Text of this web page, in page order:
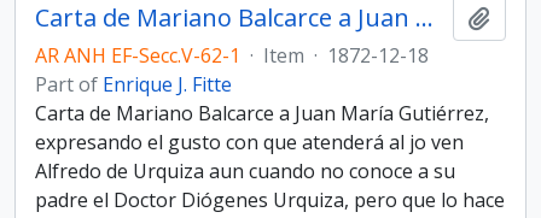
Carta de Mariano Balcarce a Juan María Gutiérrez,
AR ANH EF-Secc.V-62-1 · Item · 1872-12-18
Part of Enrique J. Fitte
Carta de Mariano Balcarce a Juan María Gutiérrez,
expresando el gusto con que atenderá al jo­ ven
Alfredo de Urquiza aun cuando no conoce a su
padre el Doctor Diógenes Urquiza, pero que lo hace